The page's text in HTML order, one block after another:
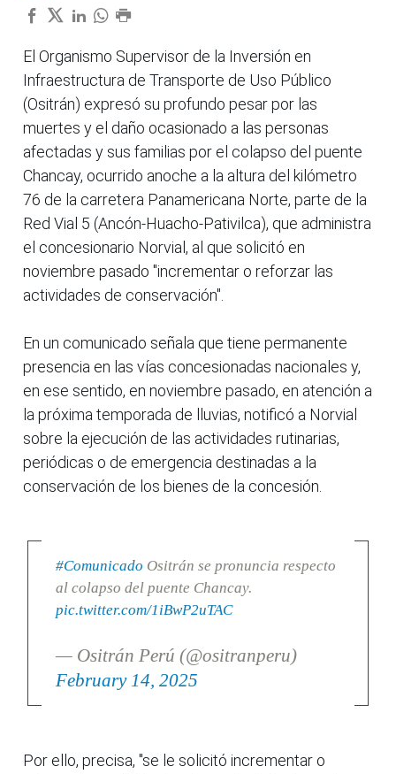
El Organismo Supervisor de la Inversión en
Infraestructura de Transporte de Uso Público
(Ositrán) expresó su profundo pesar por las
muertes y el daño ocasionado a las personas
afectadas y sus familias por el colapso del puente
Chancay, ocurrido anoche a la altura del kilómetro
76 de la carretera Panamericana Norte, parte de la
Red Vial 5 (Ancón-Huacho-Pativilca), que administra
el concesionario Norvial, al que solicitó en
noviembre pasado "incrementar o reforzar las
actividades de conservación".
En un comunicado señala que tiene permanente
presencia en las vías concesionadas nacionales y,
en ese sentido, en noviembre pasado, en atención a
la próxima temporada de lluvias, notificó a Norvial
sobre la ejecución de las actividades rutinarias,
periódicas o de emergencia destinadas a la
conservación de los bienes de la concesión.
#Comunicado Ositrán se pronuncia respecto
al colapso del puente Chancay.
pic.twitter.com/1iBwP2uTAC
— Ositrán Perú (@ositranperu)
February 14, 2025
Por ello, precisa, "se le solicitó incrementar o